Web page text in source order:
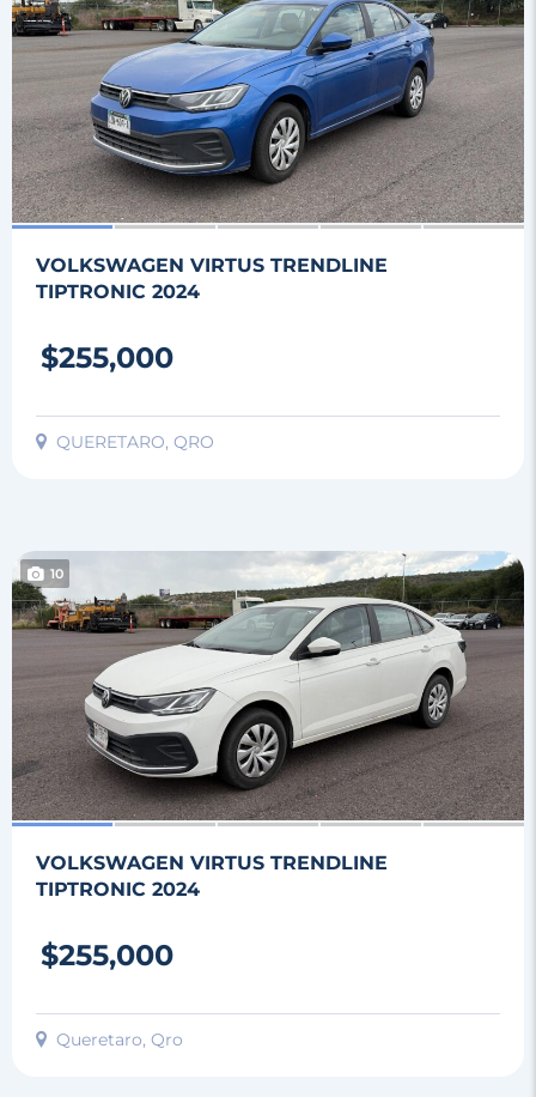
VOLKSWAGEN VIRTUS TRENDLINE
TIPTRONIC 2024
$255,000
QUERETARO, QRO
10
VOLKSWAGEN VIRTUS TRENDLINE
TIPTRONIC 2024
$255,000
Queretaro, Qro